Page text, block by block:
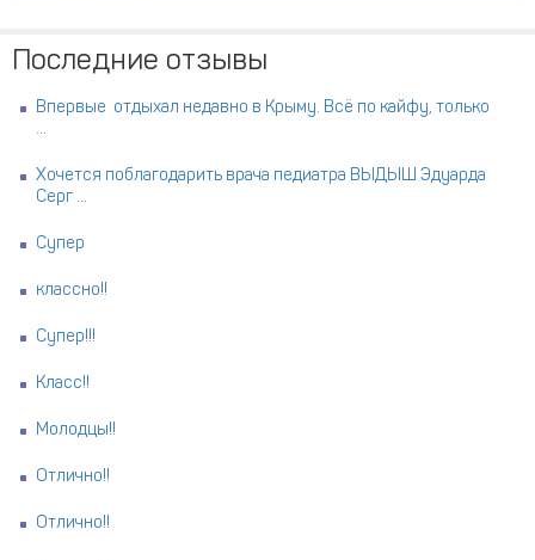
Последние отзывы
Впервые отдыхал недавно в Крыму. Всё по кайфу, только
...
Хочется поблагодарить врача педиатра ВЫДЫШ Эдуарда
Серг ...
Супер
классно!!
Супер!!!
Класс!!
Молодцы!!
Отлично!!
Отлично!!